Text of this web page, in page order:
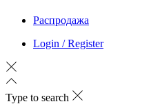
Распродажа
Login / Register
Type to search